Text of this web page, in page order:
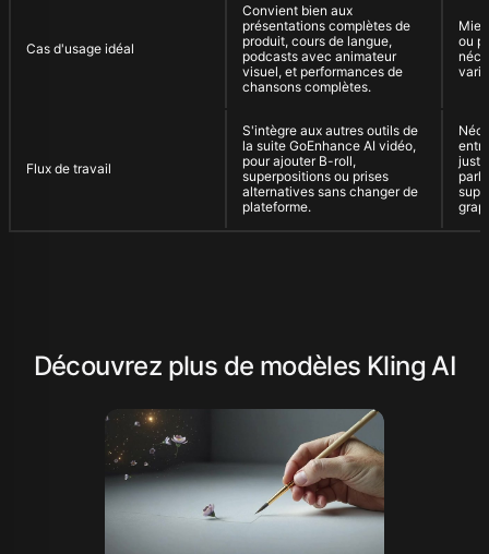
Cas d'usage idéal
Convient bien aux
présentations complètes de
produit, cours de langue,
podcasts avec animateur
visuel, et performances de
chansons complètes.
ou
Flux de travail
S'intègre aux autres outils de
la suite GoEnhance AI vidéo,
pour ajouter B-roll,
superpositions ou prises
alternatives sans changer de
plateforme.
Découvrez plus de modèles Kling AI